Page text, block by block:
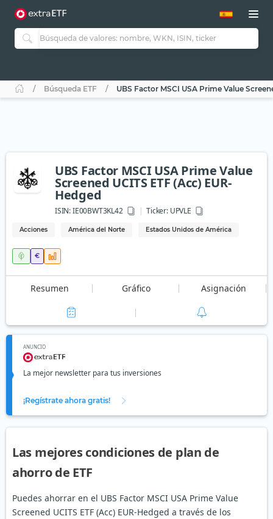
Búsqueda ETF UBS Factor MSCI USA Prime Value
UBS Factor MSCI USA Prime Value
Screened UCITS ETF (Acc) EUR-
Hedged
ISIN:IE00BWT3KL42 Ticker:UPVLE
Acciones América del Norte Estados Unidos de América
€
Resumen Gráfico Asignación
ANUNCIO
La mejor newsletter para tus inversiones
¡Regístrate ahora gratis!
Las mejores condiciones de plan de
ahorro de ETF
Puedes ahorrar en el UBS Factor MSCI USA Prime Value
Screened UCITS ETF (Acc) EUR-Hedged a través de los